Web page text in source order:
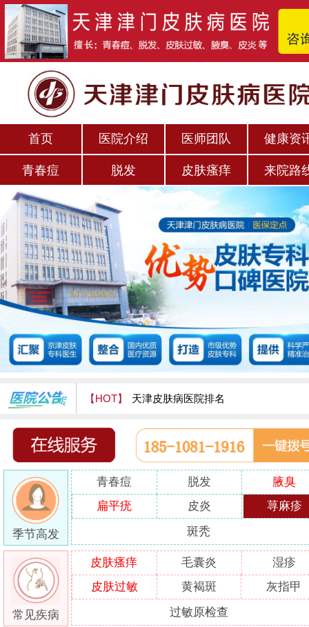
首页 医院介绍 医师团队 健康资
青春痘 脱发 皮肤瘙痒 来院路
【HOT】 天津皮肤病医院排名
天津津门皮肤病医院怎么样
季节高发
青春痘 脱发
腋臭
扁平疣
皮炎 荨麻疹
斑秃
常见疾病
皮肤瘙痒 毛囊炎
湿疹
皮肤过敏
黄褐斑 灰指甲
过敏原检查